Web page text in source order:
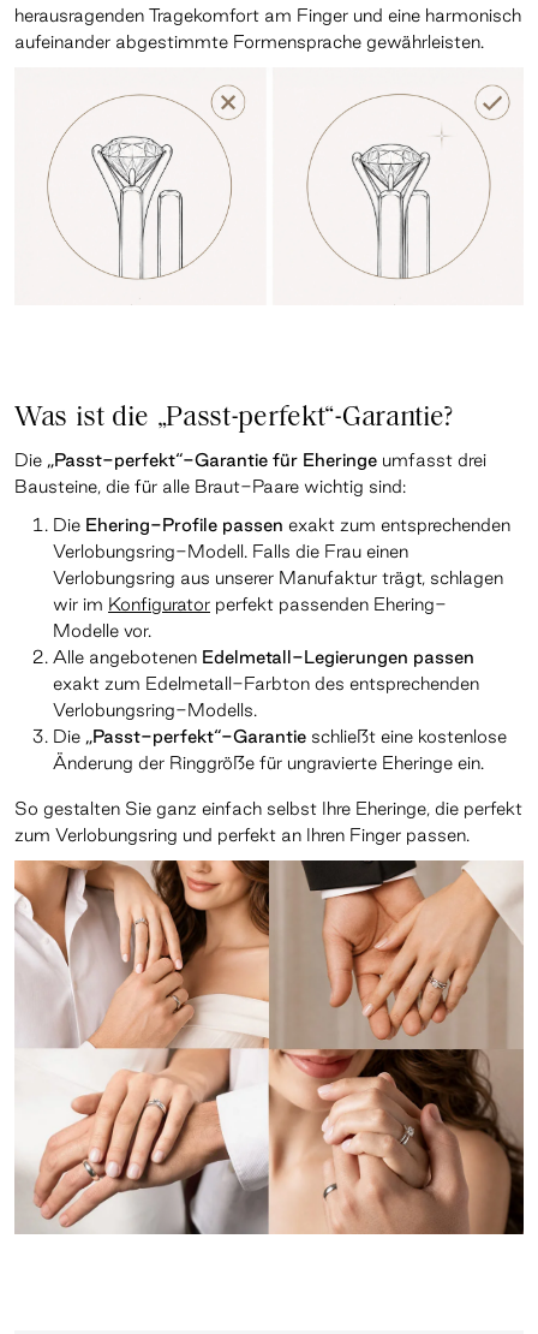
herausragenden Tragekomfort am Finger und eine harmonisch
aufeinander abgestimmte Formensprache gewährleisten.
Was ist die „Passt-perfekt“-Garantie?
Die „Passt-perfekt“-Garantie für Eheringe umfasst drei
Bausteine, die für alle Braut-Paare wichtig sind:
Die Ehering-Profile passen exakt zum entsprechenden
Verlobungsring-Modell. Falls die Frau einen
Verlobungsring aus unserer Manufaktur trägt, schlagen
wir im Konfigurator perfekt passenden Ehering-
Modelle vor.
Alle angebotenen Edelmetall-Legierungen passen
exakt zum Edelmetall-Farbton des entsprechenden
Verlobungsring-Modells.
Die „Passt-perfekt“-Garantie schließt eine kostenlose
Änderung der Ringgröße für ungravierte Eheringe ein.
So gestalten Sie ganz einfach selbst Ihre Eheringe, die perfekt
zum Verlobungsring und perfekt an Ihren Finger passen.